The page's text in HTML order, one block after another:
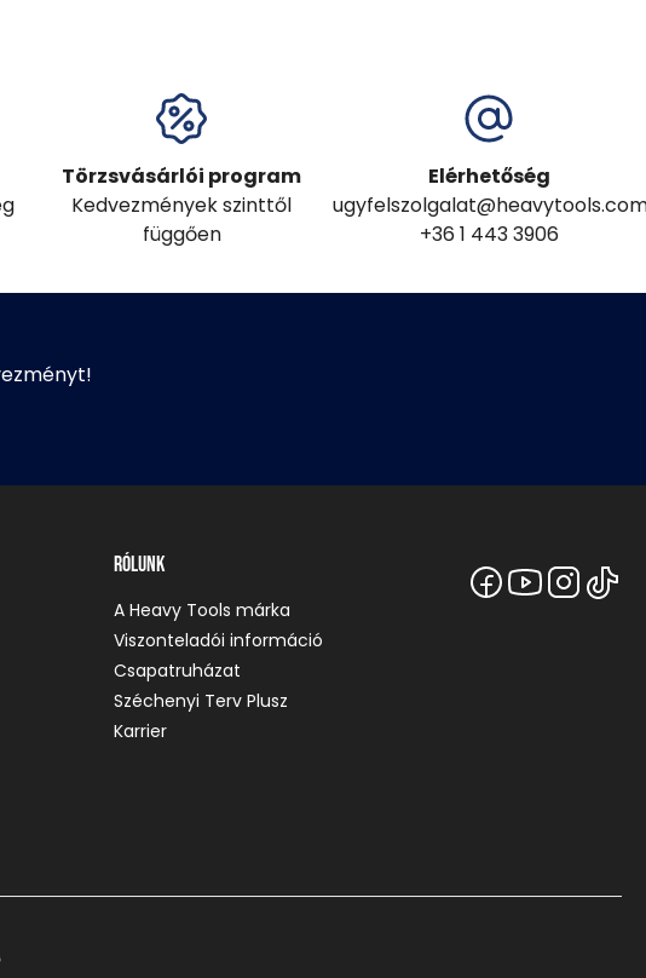
Törzsvásárlói program
Kedvezmények szinttől
függően
Elérhetőség
+36 1 443 3906
Rólunk
A Heavy Tools márka
Viszonteladói információ
Csapatruházat
Széchenyi Terv Plusz
Karrier